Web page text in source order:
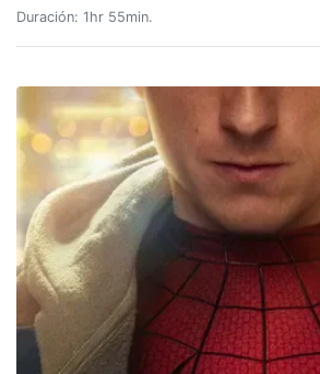
Duración: 1hr 55min.